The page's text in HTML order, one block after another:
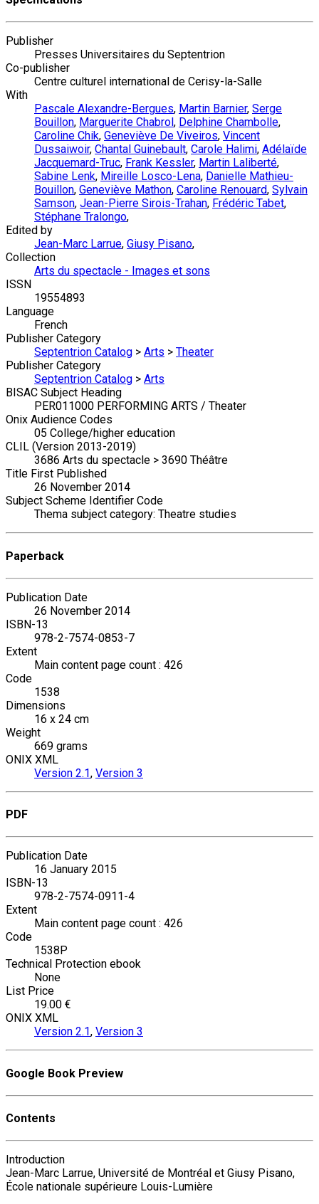
Publisher
Presses Universitaires du Septentrion
Co-publisher
Centre culturel international de Cerisy-la-Salle
With
Pascale Alexandre-Bergues, Martin Barnier, Serge
Bouillon, Marguerite Chabrol , Delphine Chambolle,
Caroline Chik, Geneviève De Viveiros, Vincent
Dussaiwoir, Chantal Guinebault, Carole Halimi, Adélaïde
Jacquemard-Truc, Frank Kessler, Martin Laliberté,
Sabine Lenk, Mireille Losco-Lena, Danielle Mathieu-
Bouillon, Geneviève Mathon, Caroline Renouard, Sylvain
Samson, Jean-Pierre Sirois-Trahan, Frédéric Tabet,
Stéphane Tralongo,
Edited by
Jean-Marc Larrue, Giusy Pisano,
Collection
Arts du spectacle - Images et sons
ISSN
19554893
Language
French
Publisher Category
Septentrion Catalog > Arts > Theater
Publisher Category
Septentrion Catalog > Arts
BISAC Subject Heading
PER011000 PERFORMING ARTS / Theater
Onix Audience Codes
05 College/higher education
CLIL (Version 2013-2019)
3686 Arts du spectacle > 3690 Théâtre
Title First Published
26 November 2014
Subject Scheme Identifier Code
Thema subject category: Theatre studies
Paperback
Publication Date
26 November 2014
ISBN-13
978-2-7574-0853-7
Extent
Main content page count : 426
Code
1538
Dimensions
16 x 24 cm
Weight
669 grams
ONIX XML
Version 2.1, Version 3
PDF
Publication Date
16 January 2015
ISBN-13
978-2-7574-0911-4
Extent
Main content page count : 426
Code
1538P
Technical Protection ebook
None
List Price
19.00 €
ONIX XML
Version 2.1, Version 3
Google Book Preview
Contents
Introduction
Jean-Marc Larrue, Université de Montréal et Giusy Pisano,
École nationale supérieure Louis-Lumière